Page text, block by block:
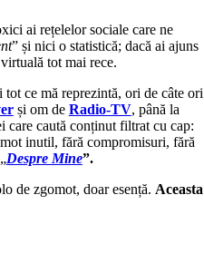
ai rețelelor sociale care ne
” și nici o statistică; dacă ai ajuns
tot mai rece.
ce mă reprezintă, ori de câte ori
și om de Radio-TV, până la
care caută conținut filtrat cu cap:
inutil, fără compromisuri, fără
Despre Mine”.
de zgomot, doar esență. Aceasta